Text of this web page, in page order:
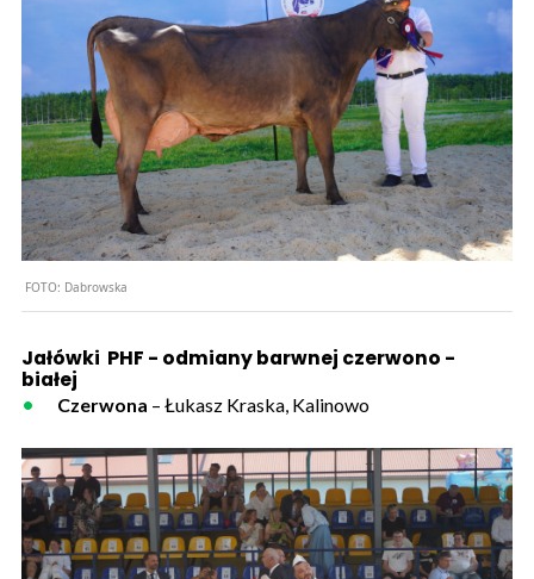
FOTO: Dabrowska
Jałówki PHF - odmiany barwnej czerwono -
białej
Czerwona – Łukasz Kraska, Kalinowo